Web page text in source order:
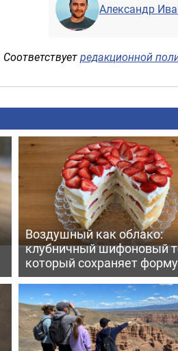
Александр
Соответствуетредакционной
Воздушный как облако:
клубничный шифоновый
который сохраняет форму